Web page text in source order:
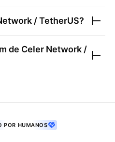
/ TetherUS?
de Celer Network /
POR HUMANOS